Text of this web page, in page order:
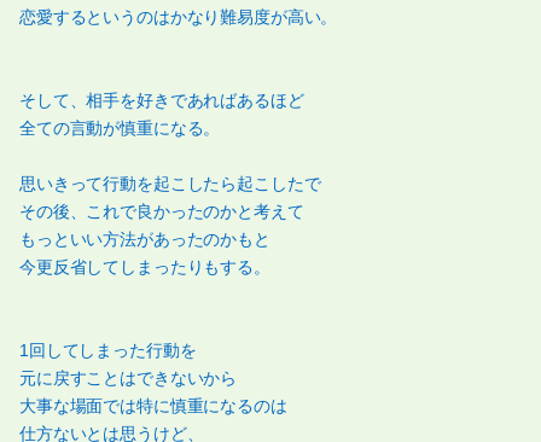
恋愛するというのはかなり難易度が高い。
そして、相手を好きであればあるほど
全ての言動が慎重になる。
思いきって行動を起こしたら起こしたで
その後、これで良かったのかと考えて
もっといい方法があったのかもと
今更反省してしまったりもする。
1回してしまった行動を
元に戻すことはできないから
大事な場面では特に慎重になるのは
仕方ないとは思うけど、